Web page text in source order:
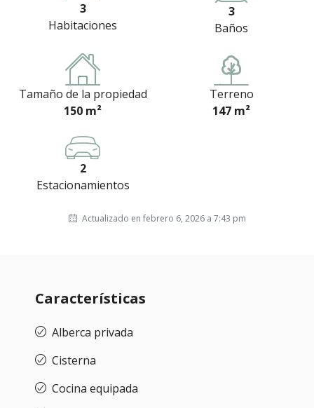
3
Habitaciones
3
Baños
Tamaño de la propiedad
150 m²
Terreno
147 m²
2
Estacionamientos
Actualizado en febrero 6, 2026 a 7:43 pm
Características
Alberca privada
Cisterna
Cocina equipada